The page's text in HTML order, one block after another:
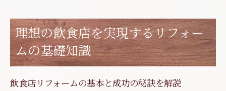
リフォームで差がつく店舗づくりの考え方
宮城県仙台市で内装工事を行う際の重要ポイン
ト
リフォーム時に押さえたい内装工事の要点
理想の飲食店を実現するリフォー
ムの基礎知識
飲食店リフォームの基本と成功の秘訣を解説